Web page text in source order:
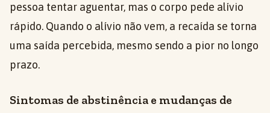
pessoa tentar aguentar, mas o corpo pede alívio
rápido. Quando o alívio não vem, a recaída se torna
uma saída percebida, mesmo sendo a pior no longo
prazo.
Sintomas de abstinência e mudanças de